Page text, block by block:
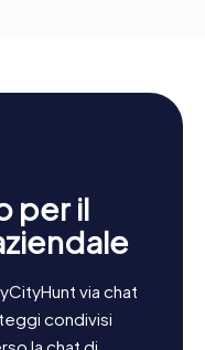
per il
via chat
condivisi